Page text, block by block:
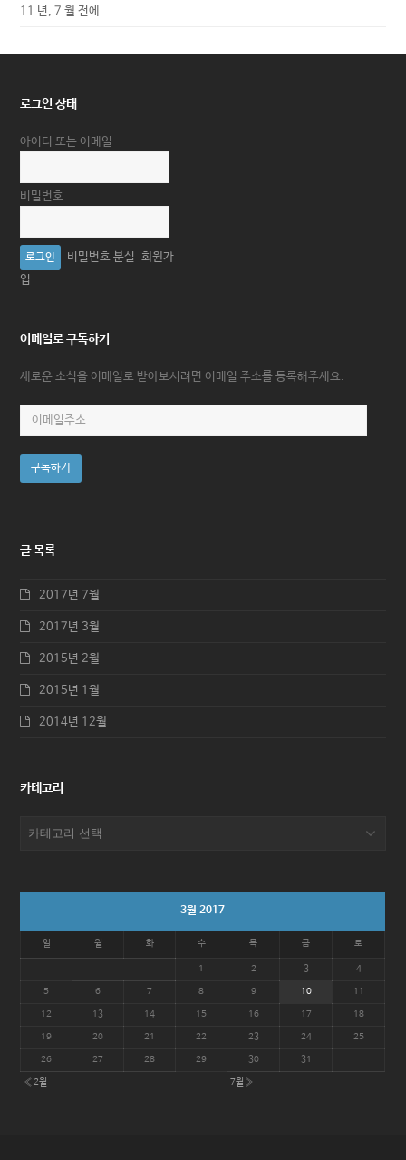
11 년, 7 월 전에
로그인 상태
아이디 또는 이메일
비밀번호
비밀번호 분실
회원가
입
이메일로 구독하기
새로운 소식을 이메일로 받아보시려면 이메일 주소를 등록해주세요.
구독하기
글 목록
2017년 7월
2017년 3월
2015년 2월
2015년 1월
2014년 12월
카테고리
3월 2017
일 월 화 수 목 금 토
« 2월 7월 »
1 2 3 4
5 6 7 8 9 10 11
12 13 14 15 16 17 18
19 20 21 22 23 24 25
26 27 28 29 30 31